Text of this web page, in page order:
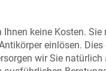
keine Kosten.
einlösen.
wir Sie natürlich